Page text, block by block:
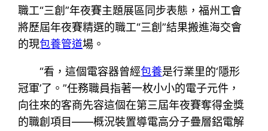
職工“三創”年夜賽主題展區同步表態，福州工會
將歷屆年夜賽精選的職工“三創”結果搬進海交會
的現包養管道場。
“看，這個電容器曾經包養是行業里的‘隱形
冠軍’了。”任務職員指著一枚小小的電子元件，
向往來的客商先容這個在第三屆年夜賽奪得金獎
的職創項目——概況裝置導電高分子疊層鋁電解